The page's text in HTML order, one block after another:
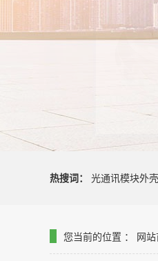
热搜词： 光通讯模块外壳
您当前的位置 ： 网